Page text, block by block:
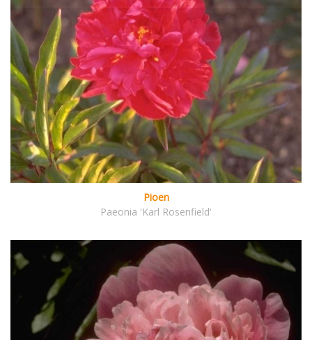
Pioen
Paeonia 'Karl Rosenfield'